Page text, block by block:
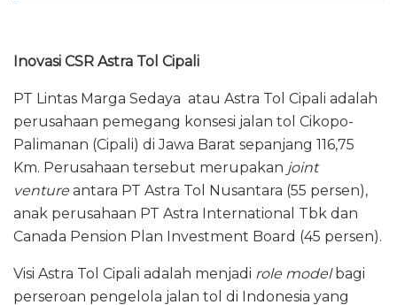
Inovasi CSR Astra Tol Cipali
PT Lintas Marga Sedaya atau Astra Tol Cipali adalah
perusahaan pemegang konsesi jalan tol Cikopo-
Palimanan (Cipali) di Jawa Barat sepanjang 116,75
Km. Perusahaan tersebut merupakan joint
venture antara PT Astra Tol Nusantara (55 persen),
anak perusahaan PT Astra International Tbk dan
Canada Pension Plan Investment Board (45 persen).
Visi Astra Tol Cipali adalah menjadi role modelbagi
perseroan pengelola jalan tol di Indonesia yang